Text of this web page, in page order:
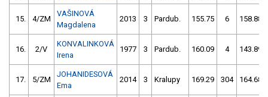
15. 4/ZM
VAŠINOVÁ
Magdalena
2013 3 Pardub. 155.75 6 158.88
16. 2/V
KONVALINKOVÁ
Irena
1977 3 Pardub. 160.09 4 143.89
17. 5/ZM
JOHANIDESOVÁ
Ema
2014 3 Kralupy 169.29 304 164.68